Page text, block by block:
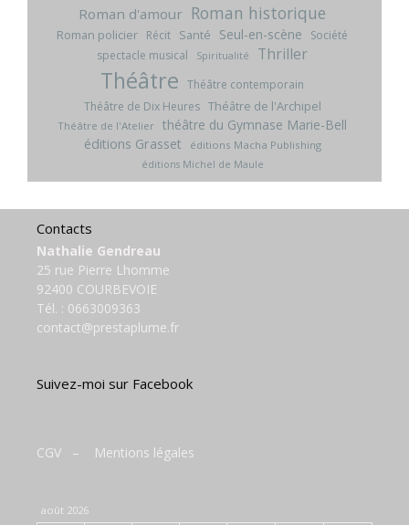
Roman d'amour Roman historique
Roman policier Récit Santé Seul-en-scène
Société
spectacle musical
Spiritualité Thriller
Théâtre Théâtre contemporain
Théâtre de Dix Heures Théâtre de l'Archipel
Théâtre de l'Atelier théâtre du Gymnase Marie-Bell
éditions Grasset
éditions Macha Publishing
éditions Michel de Maule
Contacts
Nathalie Gendreau
25 rue Pierre Lhomme
92400 COURBEVOIE
Tél. : 0663009363
contact@prestaplume.fr
Suivez-moi sur Facebook
CGV – Mentions légales
août 2026